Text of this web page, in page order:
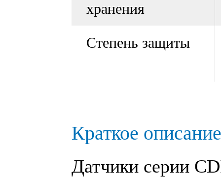
хранения
Степень защиты
Краткое
Датчики серии